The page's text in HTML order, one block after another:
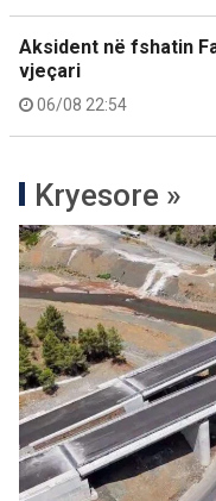
Aksident në fshatin
vjeçari
06/08 22:54
Kryesore »